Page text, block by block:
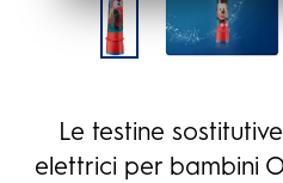
Le testine
elettrici per bambini